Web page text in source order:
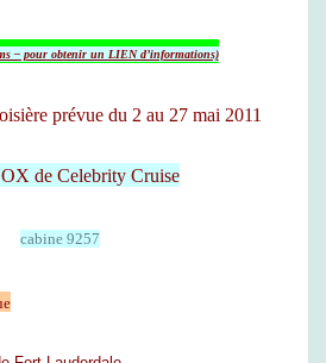
S
T
A
N
I
– pour obtenir un LIEN d’informations)
prévue du 2 au 27 mai 2011
de Celebrity Cruise
cabine 9257